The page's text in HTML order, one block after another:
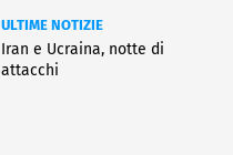
ULTIME NOTIZIE
Iran e Ucraina, notte di
attacchi